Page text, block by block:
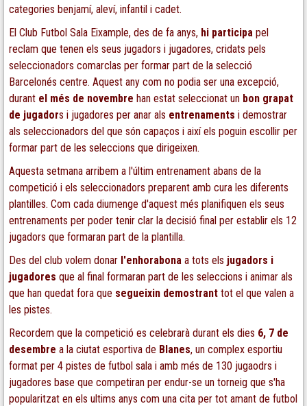
categories benjamí, aleví, infantil i cadet.
El Club Futbol Sala Eixample, des de fa anys, hi participa pel
reclam que tenen els seus jugadors i jugadores, cridats pels
seleccionadors comarclas per formar part de la selecció
Barcelonés centre. Aquest any com no podia ser una excepció,
durant el més de novembre han estat seleccionat un bon grapat
de jugadors i jugadores per anar als entrenaments i demostrar
als seleccionadors del que són capaços i així els poguin escollir per
formar part de les seleccions que dirigeixen.
Aquesta setmana arribem a l'últim entrenament abans de la
competició i els seleccionadors preparent amb cura les diferents
plantilles. Com cada diumenge d'aquest més planifiquen els seus
entrenaments per poder tenir clar la decisió final per establir els 12
jugadors que formaran part de la plantilla.
Des del club volem donar l'enhorabona a tots els jugadors i
jugadores que al final formaran part de les seleccions i animar als
que han quedat fora que segueixin demostrant tot el que valen a
les pistes.
Recordem que la competició es celebrarà durant els dies 6, 7 de
desembre a la ciutat esportiva de Blanes, un complex esportiu
format per 4 pistes de futbol sala i amb més de 130 jugaodrs i
jugadores base que competiran per endur-se un torneig que s'ha
popularitzat en els ultims anys com una cita per tot amant de futbol